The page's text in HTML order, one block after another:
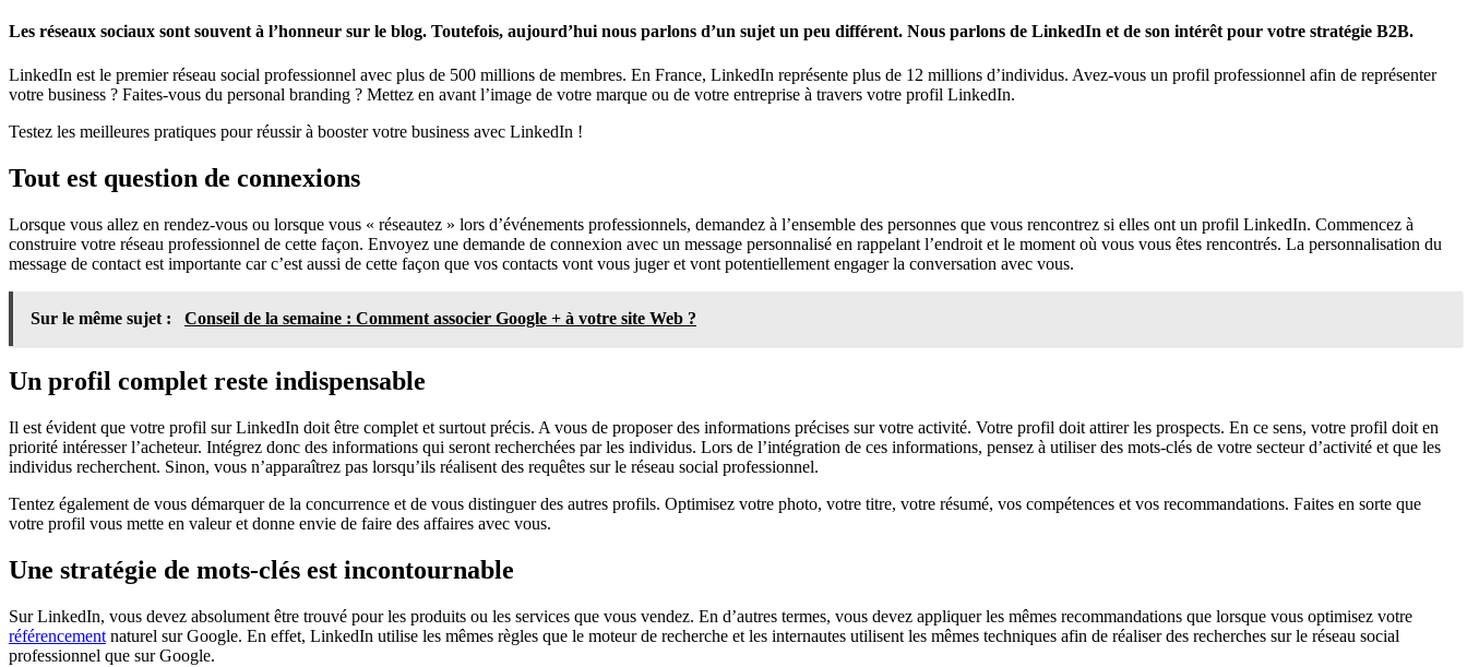
Les réseaux sociaux sont souvent à l’honneur sur le blog. Toutefois, aujourd’hui nous parlons d’un sujet un peu différent. Nous parlons de LinkedIn et de son intérêt pour votre stratégie B2B.
LinkedIn est le premier réseau social professionnel avec plus de 500 millions de membres. En France, LinkedIn représente plus de 12 millions d’individus. Avez-vous un profil professionnel afin de représenter
votre business ? Faites-vous du personal branding ? Mettez en avant l’image de votre marque ou de votre entreprise à travers votre profil LinkedIn.
Testez les meilleures pratiques pour réussir à booster votre business avec LinkedIn !
Tout est question de connexions
Lorsque vous allez en rendez-vous ou lorsque vous « réseautez » lors d’événements professionnels, demandez à l’ensemble des personnes que vous rencontrez si elles ont un profil LinkedIn. Commencez à
construire votre réseau professionnel de cette façon. Envoyez une demande de connexion avec un message personnalisé en rappelant l’endroit et le moment où vous vous êtes rencontrés. La personnalisation du
message de contact est importante car c’est aussi de cette façon que vos contacts vont vous juger et vont potentiellement engager la conversation avec vous.
Sur le même sujet : Conseil de la semaine : Comment associer Google + à votre site Web ?
Un profil complet reste indispensable
Il est évident que votre profil sur LinkedIn doit être complet et surtout précis. A vous de proposer des informations précises sur votre activité. Votre profil doit attirer les prospects. En ce sens, votre profil doit en
priorité intéresser l’acheteur. Intégrez donc des informations qui seront recherchées par les individus. Lors de l’intégration de ces informations, pensez à utiliser des mots-clés de votre secteur d’activité et que les
individus recherchent. Sinon, vous n’apparaîtrez pas lorsqu’ils réalisent des requêtes sur le réseau social professionnel.
Tentez également de vous démarquer de la concurrence et de vous distinguer des autres profils. Optimisez votre photo, votre titre, votre résumé, vos compétences et vos recommandations. Faites en sorte que
votre profil vous mette en valeur et donne envie de faire des affaires avec vous.
Une stratégie de mots-clés est incontournable
Sur LinkedIn, vous devez absolument être trouvé pour les produits ou les services que vous vendez. En d’autres termes, vous devez appliquer les mêmes recommandations que lorsque vous optimisez votre
référencement naturel sur Google. En effet, LinkedIn utilise les mêmes règles que le moteur de recherche et les internautes utilisent les mêmes techniques afin de réaliser des recherches sur le réseau social
professionnel que sur Google.